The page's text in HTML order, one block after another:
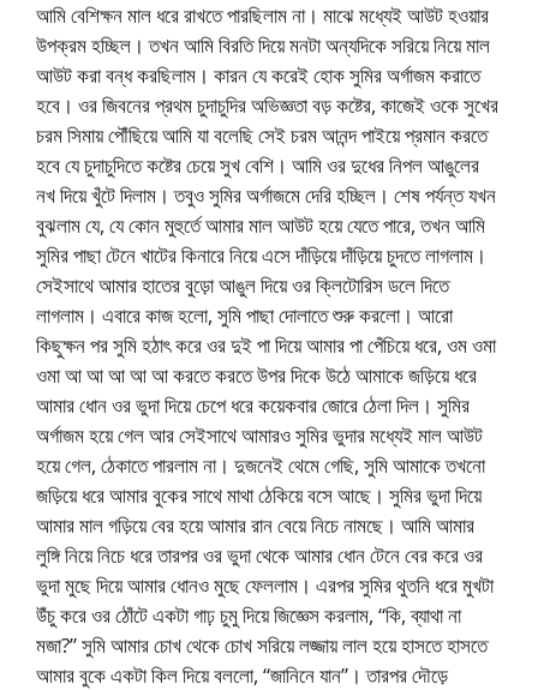
আমি বেশিক্ষন মাল ধরে রাখতে পারছিলাম না। মাঝে মধ্যেই আউট হওয়ার
উপক্রম হচ্ছিল। তখন আমি বিরতি দিয়ে মনটা অন্যদিকে সরিয়ে নিয়ে মাল
আউট করা বন্ধ করছিলাম। কারন যে করেই হোক সুমির অর্গাজম করাতে
হবে। ওর জিবনের প্রথম চুদাচুদির অভিজ্ঞতা বড় কষ্টের, কাজেই ওকে সুখের
চরম সিমায় পৌঁছিয়ে আমি যা বলেছি সেই চরম আনন্দ পাইয়ে প্রমান করতে
হবে যে চুদাচুদিতে কষ্টের চেয়ে সুখ বেশি। আমি ওর দুধের নিপল আঙুলের
নখ দিয়ে খুঁটে দিলাম। তবুও সুমির অর্গাজমে দেরি হচ্ছিল। শেষ পর্যন্ত যখন
বুঝলাম যে, যে কোন মুহুর্তে আমার মাল আউট হয়ে যেতে পারে, তখন আমি
সুমির পাছা টেনে খাটের কিনারে নিয়ে এসে দাঁড়িয়ে দাঁড়িয়ে চুদতে লাগলাম।
সেইসাথে আমার হাতের বুড়ো আঙুল দিয়ে ওর ক্লিটোরিস ডলে দিতে
লাগলাম। এবারে কাজ হলো, সুমি পাছা দোলাতে শুরু করলো। আরো
কিছুক্ষন পর সুমি হঠাৎ করে ওর দুই পা দিয়ে আমার পা পেঁচিয়ে ধরে, ওম ওমা
ওমা আ আ আ আ আ করতে করতে উপর দিকে উঠে আমাকে জড়িয়ে ধরে
আমার ধোন ওর ভুদা দিয়ে চেপে ধরে কয়েকবার জোরে ঠেলা দিল। সুমির
অর্গাজম হয়ে গেল আর সেইসাথে আমারও সুমির ভুদার মধ্যেই মাল আউট
হয়ে গেল, ঠেকাতে পারলাম না। দুজনেই থেমে গেছি, সুমি আমাকে তখনো
জড়িয়ে ধরে আমার বুকের সাথে মাথা ঠেকিয়ে বসে আছে। সুমির ভুদা দিয়ে
আমার মাল গড়িয়ে বের হয়ে আমার রান বেয়ে নিচে নামছে। আমি আমার
লুঙ্গি নিয়ে নিচে ধরে তারপর ওর ভুদা থেকে আমার ধোন টেনে বের করে ওর
ভুদা মুছে দিয়ে আমার ধোনও মুছে ফেললাম। এরপর সুমির থুতনি ধরে মুখটা
উঁচু করে ওর ঠোঁটে একটা গাঢ় চুমু দিয়ে জিজ্ঞেস করলাম, “কি, ব্যাথা না
মজা?” সুমি আমার চোখ থেকে চোখ সরিয়ে লজ্জায় লাল হয়ে হাসতে হাসতে
আমার বুকে একটা কিল দিয়ে বললো, “জানিনে যান”। তারপর দৌড়ে